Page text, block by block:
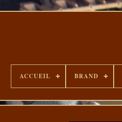
ACCUEIL BRAND